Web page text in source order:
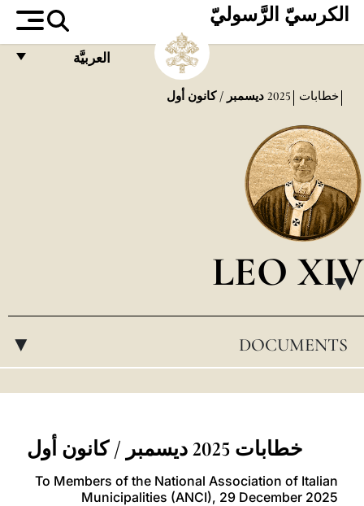
الكرسيّ الرَّسوليّ
العربيَّة
العربيّة
خطابات 2025 ديسمبر / كانون أول
LEO XIV
▸
DOCUMENTS
▸
خطابات 2025 ديسمبر / كانون أول
To Members of the National Association of Italian
Municipalities (ANCI), 29 December 2025